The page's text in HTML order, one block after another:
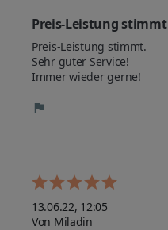
Preis-Leistung stimmt
Preis-Leistung stimmt.
Sehr guter Service!
Immer wieder gerne!
13.06.22, 12:05
Von Miladin